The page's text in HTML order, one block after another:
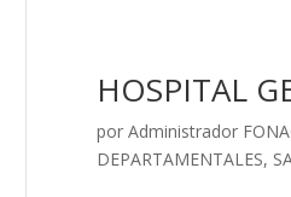
HOSPITAL
por Administrador
DEPARTAMENTALES,